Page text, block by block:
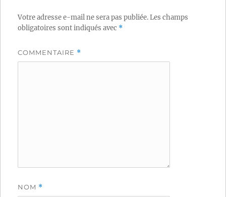
Votre adresse e-mail ne sera pas publiée.Les champs
obligatoires sont indiqués avec *
COMMENTAIRE *
NOM *